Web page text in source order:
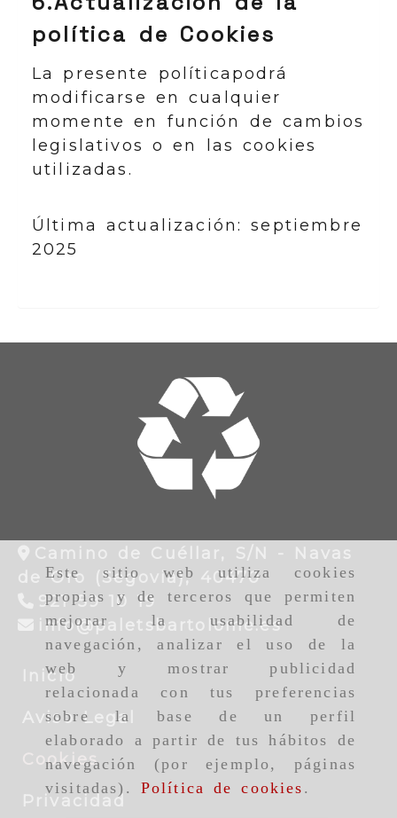
Este sitio web utiliza cookies
propias y de terceros que permiten
mejorar la usabilidad de
navegación, analizar el uso de la
web y mostrar publicidad
relacionada con tus preferencias
sobre la base de un perfil
elaborado a partir de tus hábitos de
navegación (por ejemplo, páginas
visitadas). Política de cookies .
política de Cookies
La presente políticapodrá
modificarse en cualquier
momente en función de cambios
legislativos o en las cookies
utilizadas.
Última actualización: septiembre
2025
Camino de Cuéllar, S/N -
Navas
de Oro (Segovia), 40470
921 59 10 19
info
paletsbartolome.esinfo
Inicio
Aviso Legal
Cookies
Privacidad